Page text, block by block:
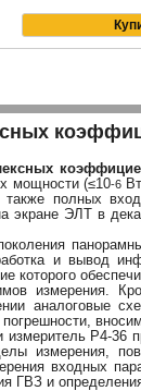
мощности (≤10-6
полных
экране ЭЛТ в
и вывод
измерения.
аналоговые
Р4-36
измерения,
входных
и